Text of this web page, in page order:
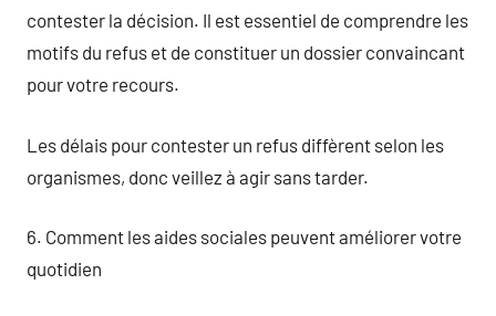
contester la décision. Il est essentiel de comprendre les
motifs du refus et de constituer un dossier convaincant
pour votre recours.
Les délais pour contester un refus diffèrent selon les
organismes, donc veillez à agir sans tarder.
6. Comment les aides sociales peuvent améliorer votre
quotidien